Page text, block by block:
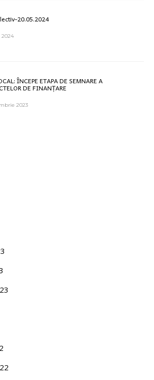
20.05.2024
2024
ÎNCEPE ETAPA DE SEMNARE A
DE FINANȚARE
2023